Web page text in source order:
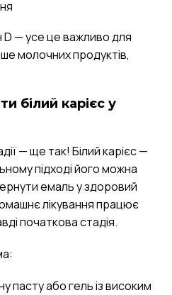
D — усе це важливо для
молочних продуктів,
білий карієс у
— ще так! Білий карієс —
підході його можна
емаль у здоровий
лікування працює
початкова стадія.
пасту або гель із високим